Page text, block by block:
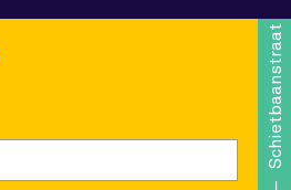
Schietbaanstraat 1